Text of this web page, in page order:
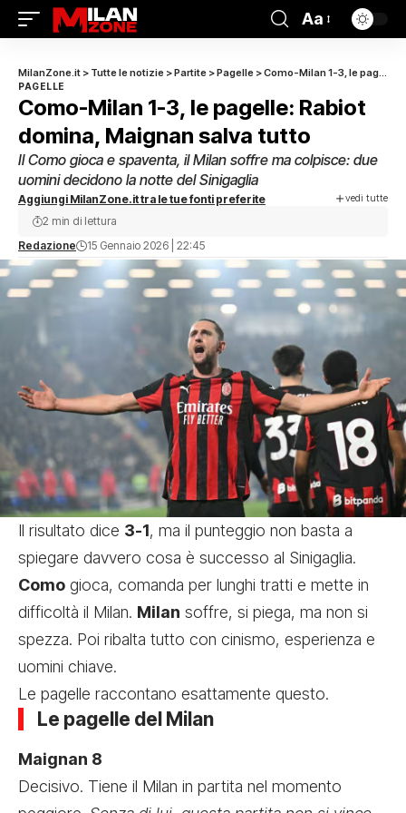
Aa
MilanZone.it > Tutte le notizie >Partite >Pagelle >Como-Milan 1-3, le pagelle: Rabiot domina, Maignan salva tutto
PAGELLE
Como-Milan 1-3, le pagelle: Rabiot
domina, Maignan salva tutto
Il Como gioca e spaventa, il Milan soffre ma colpisce: due
uomini decidono la notte del Sinigaglia
Aggiungi MilanZone.it tra le tue fonti preferite vedi tutte
Redazione 15 Gennaio 2026 | 22:45
2 min di lettura
Il risultato dice 3-1, ma il punteggio non basta a
spiegare davvero cosa è successo al Sinigaglia.
Como gioca, comanda per lunghi tratti e mette in
difficoltà il Milan. Milan soffre, si piega, ma non si
spezza. Poi ribalta tutto con cinismo, esperienza e
uomini chiave.
Le pagelle raccontano esattamente questo.
Le pagelle del Milan
Maignan 8
Decisivo. Tiene il Milan in partita nel momento